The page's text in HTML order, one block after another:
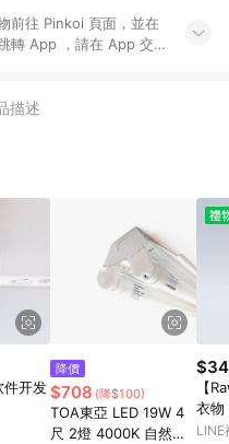
前往 Pinkoi 頁面，並在
轉 App ，請在 App 交
首購優惠，P coins，
。 6. APP 請更新至
購物站上之商品規格、
及購物車不符，以
。 10. 點數紅包使用規
LINE 購物前往 Pinkoi
單，不符合導購資格；承
購物前往 Pinkoi 頁
描述
件开发
降價
$708 (降$100)
TOA東亞 LED 19W 4
尺 2燈 4000K 自然光
【
衣物
LINE